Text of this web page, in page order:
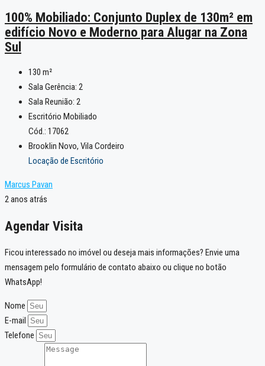
100% Mobiliado: Conjunto Duplex de 130m² em
edifício Novo e Moderno para Alugar na Zona
Sul
130 m²
Sala Gerência: 2
Sala Reunião: 2
Escritório Mobiliado
Cód.: 17062
Brooklin Novo, Vila Cordeiro
Locação de Escritório
Marcus Pavan
2 anos atrás
Agendar Visita
Ficou interessado no imóvel ou deseja mais informações? Envie uma
mensagem pelo formulário de contato abaixo ou clique no botão
WhatsApp!
Nome
E-mail
Telefone